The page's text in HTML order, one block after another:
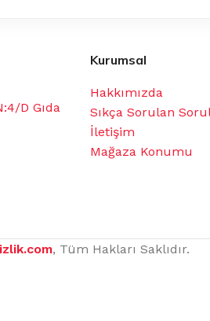
D Gıda
Kurumsal
Hakkımızda
Sıkça Sorulan
İletişim
Mağaza Konumu
, Tüm Hakları Saklıdır.